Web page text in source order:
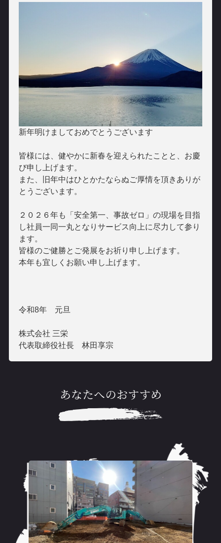
新年明けましておめでとうございます
皆様には、健やかに新春を迎えられたことと、お慶
び申し上げます。
また、旧年中はひとかたならぬご厚情を頂きありが
とうございます。
２０２６年も「安全第一、事故ゼロ」の現場を目指
し社員一同一丸となりサービス向上に尽力して参り
ます。
皆様のご健勝とご発展をお祈り申し上げます。
本年も宜しくお願い申し上げます。
令和8年 元旦
株式会社 三栄
代表取締役社長 林田享宗
あなたへのおすすめ